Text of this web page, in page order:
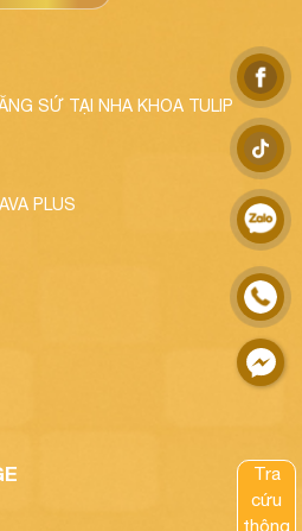
SỨ TẠI NHA KHOA TULIP
PLUS
Tra
cứu
thông